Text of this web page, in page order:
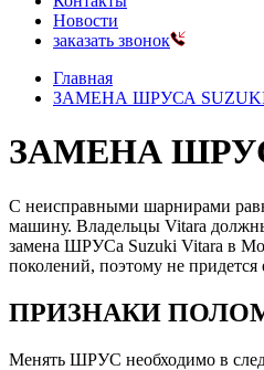
Новости
заказать звонок
Главная
ЗАМЕНА ШРУСА SUZUKI
ЗАМЕНА
С неисправными шарнирами
машину. Владельцы Vitara
замена ШРУСа Suzuki Vitara в
поколений, поэтому не придется
ПРИЗНАКИ
Менять ШРУС необходимо в